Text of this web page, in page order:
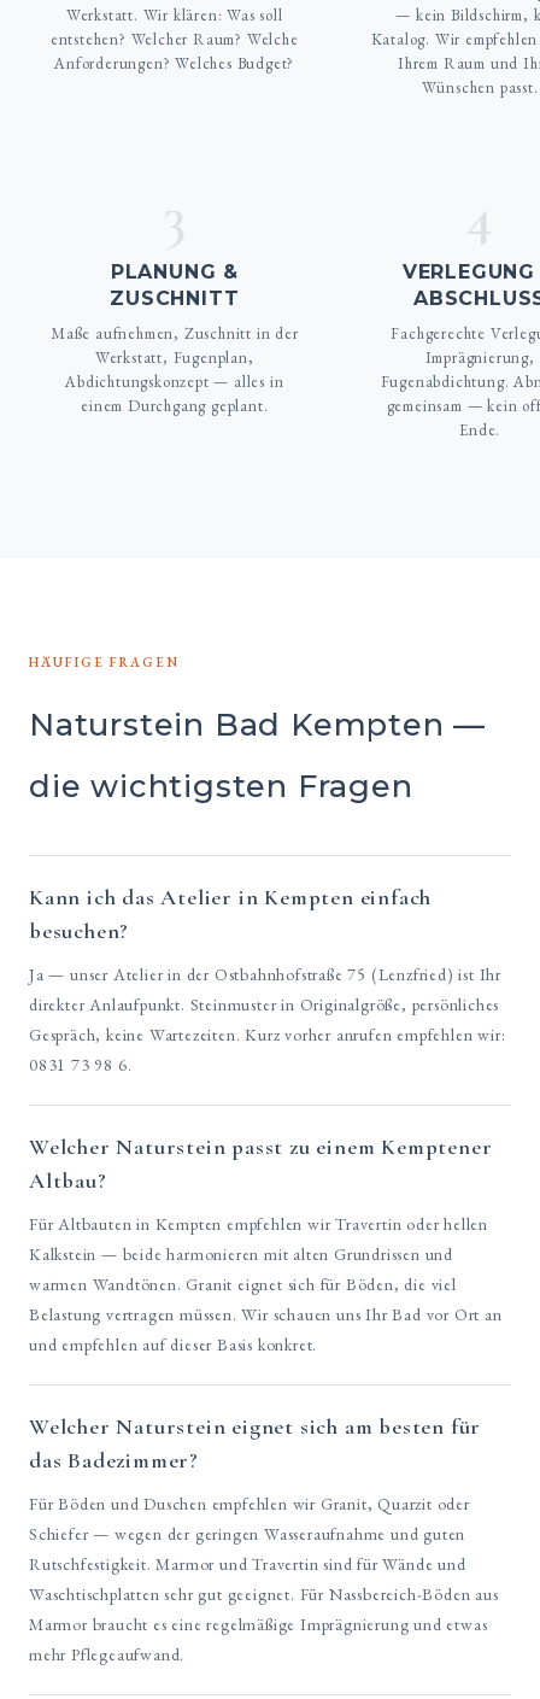
Werkstatt. Wir klären: Was soll
entstehen? Welcher Raum? Welche
Anforderungen? Welches Budget?
— kein Bildschirm,
Katalog. Wir
Ihrem Raum und
Wünschen passt.
3
PLANUNG &
ZUSCHNITT
Maße aufnehmen, Zuschnitt in der
Werkstatt, Fugenplan,
Abdichtungskonzept — alles in
einem Durchgang geplant.
4
Fachgerechte
Imprägnierung,
Fugenabdichtung.
gemeinsam — kein
Ende.
HÄUFIGE FRAGEN
Naturstein Bad Kempten —
die wichtigsten Fragen
Kann ich das Atelier in Kempten einfach
besuchen?
Ja — unser Atelier in der Ostbahnhofstraße 75 (Lenzfried) ist Ihr
direkter Anlaufpunkt. Steinmuster in Originalgröße, persönliches
Gespräch, keine Wartezeiten. Kurz vorher anrufen empfehlen wir:
0831 73 98 6.
Welcher Naturstein passt zu einem Kemptener
Altbau?
Für Altbauten in Kempten empfehlen wir Travertin oder hellen
Kalkstein — beide harmonieren mit alten Grundrissen und
warmen Wandtönen. Granit eignet sich für Böden, die viel
Belastung vertragen müssen. Wir schauen uns Ihr Bad vor Ort an
und empfehlen auf dieser Basis konkret.
Welcher Naturstein eignet sich am besten für
das Badezimmer?
Für Böden und Duschen empfehlen wir Granit, Quarzit oder
Schiefer — wegen der geringen Wasseraufnahme und guten
Rutschfestigkeit. Marmor und Travertin sind für Wände und
Waschtischplatten sehr gut geeignet. Für Nassbereich-Böden aus
Marmor braucht es eine regelmäßige Imprägnierung und etwas
mehr Pflegeaufwand.